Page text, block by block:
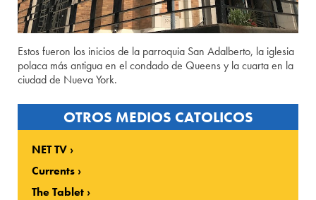
Estos fueron los inicios de la parroquia San Adalberto, la iglesia
polaca más antigua en el condado de Queens y la cuarta en la
ciudad de Nueva York.
OTROS MEDIOS CATOLICOS
NET TV
Currents
The Tablet